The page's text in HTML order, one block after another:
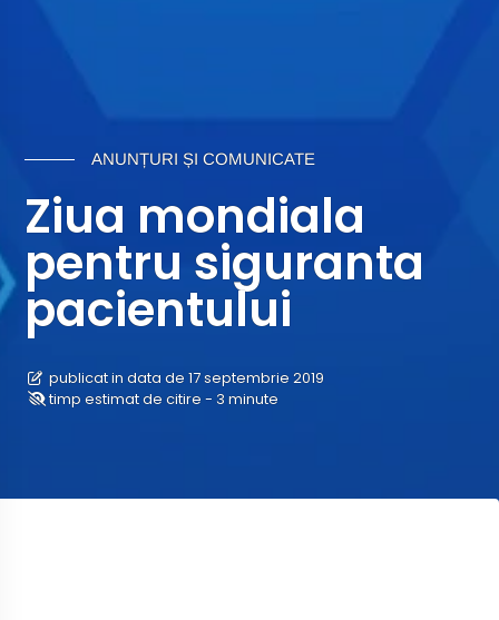
ANUNȚURI ȘI COMUNICATE
Ziua mondiala
pentru siguranta
pacientului
publicat in data de 17 septembrie 2019
timp estimat de citire - 3 minute